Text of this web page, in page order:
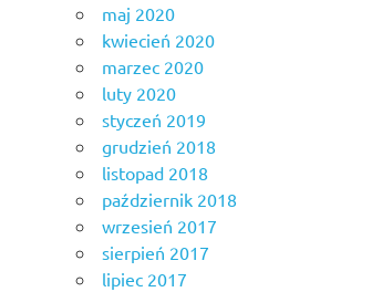
maj 2020
kwiecień 2020
marzec 2020
luty 2020
styczeń 2019
grudzień 2018
listopad 2018
październik 2018
wrzesień 2017
sierpień 2017
lipiec 2017